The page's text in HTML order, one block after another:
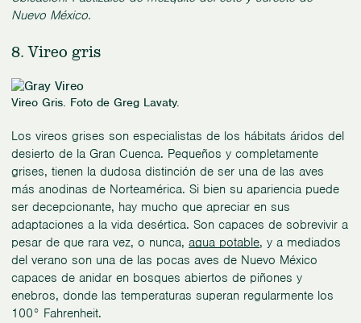
Nuevo México.
8. Vireo gris
Vireo Gris. Foto de Greg Lavaty.
Los vireos grises son especialistas de los hábitats áridos del
desierto de la Gran Cuenca. Pequeños y completamente
grises, tienen la dudosa distinción de ser una de las aves
más anodinas de Norteamérica. Si bien su apariencia puede
ser decepcionante, hay mucho que apreciar en sus
adaptaciones a la vida desértica. Son capaces de sobrevivir a
pesar de que rara vez, o nunca,agua potable, y a mediados
del verano son una de las pocas aves de Nuevo México
capaces de anidar en bosques abiertos de piñones y
enebros, donde las temperaturas superan regularmente los
100° Fahrenheit.